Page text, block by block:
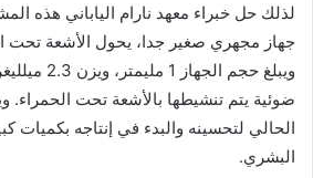
لذلك حل خبراء معهد نارام الياباني هذه
جهاز مجهري صغير جدا، يحول الأشعة تحت
ويبلغ حجم
ضوئية يتم تنشيطها بالأشعة تحت الحمراء.
الحالي لتحسينه والبدء في إنتاجه بكميات
البشري.